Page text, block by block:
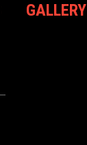
GALLERY